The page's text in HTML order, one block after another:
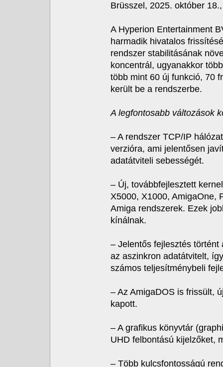
Brüsszel, 2025. október
A Hyperion Entertainment
harmadik hivatalos
rendszer stabilitásának
koncentrál, ugyanakkor
több mint 60 új funkció, 70
került be a rendszerbe.
A legfontosabb változások
– A rendszer TCP/IP
verzióra, ami jelentősen
adatátviteli sebességét.
– Új, továbbfejlesztett
X5000, X1000, AmigaOne,
Amiga rendszerek. Ezek
kínálnak.
– Jelentős fejlesztés
az aszinkron adatátvitelt,
számos teljesítménybeli
– Az AmigaDOS is frissült,
kapott.
– A grafikus könyvtár
UHD felbontású kijelzőket,
– Több kulcsfontosságú